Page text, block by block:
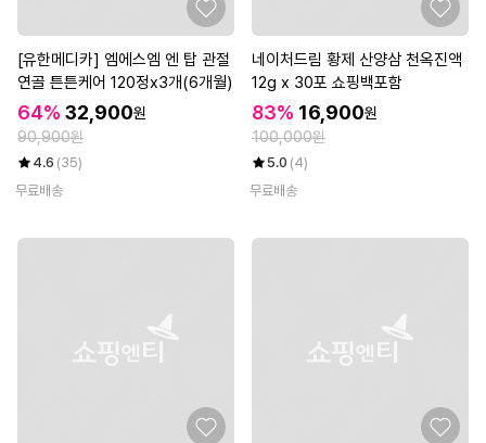
[유한메디카] 엠에스엠 엔 탑 관절
연골 튼튼케어 120정x3개(6개월)
64% 32,900원
90,900원
4.6 (35)
무료배송
네이처드림 황제 산양삼 천옥진액
12g x 30포 쇼핑백포함
83% 16,900원
100,000원
5.0 (4)
무료배송